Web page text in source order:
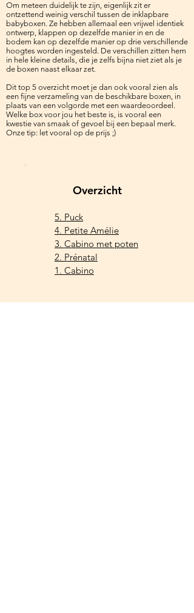
Overzicht
5. Puck
4. Petite Amélie
3. Cabino met poten
2. Prénatal
1. Cabino
Om meteen duidelijk te zijn, eigenlijk zit er
ontzettend weinig verschil tussen de inklapbare
babyboxen. Ze hebben allemaal een vrijwel identiek
ontwerp, klappen op dezelfde manier in en de
bodem kan op dezelfde manier op drie verschillende
hoogtes worden ingesteld. De verschillen zitten hem
in hele kleine details, die je zelfs bijna niet ziet als je
de boxen naast elkaar zet.
Dit top 5 overzicht moet je dan ook vooral zien als
een fijne verzameling van de beschikbare boxen, in
plaats van een volgorde met een waardeoordeel.
Welke box voor jou het beste is, is vooral een
kwestie van smaak of gevoel bij een bepaal merk.
Onze tip: let vooral op de prijs ;)